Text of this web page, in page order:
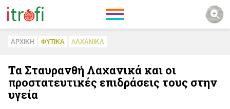
ΑΡΧΙΚΗ ΦΥΤΙΚA ΛΑΧΑΝΙΚA
Τα Σταυρανθή Λαχανικά και οι
προστατευτικές επιδράσεις τους στην
υγεία